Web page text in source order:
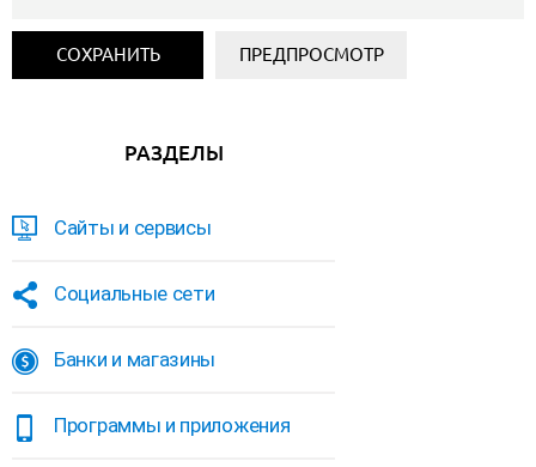
РАЗДЕЛЫ
Сайты и сервисы
Социальные сети
Банки и магазины
Программы и приложения